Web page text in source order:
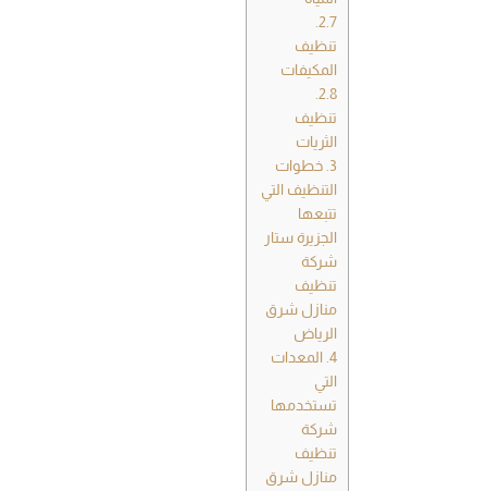
2.7.
تنظيف
المكيفات
2.8.
تنظيف
الثريات
3. خطوات
التنظيف التي
تتبعها
الجزيرة ستار
شركة
تنظيف
منازل شرق
الرياض
4. المعدات
التي
تستخدمها
شركة
تنظيف
منازل شرق